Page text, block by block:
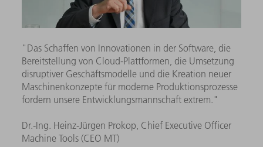
"Das Schaffen von Innovationen in der Software, die
Bereitstellung von Cloud-Plattformen, die Umsetzung
disruptiver Geschäftsmodelle und die Kreation neuer
Maschinenkonzepte für moderne Produktionsprozesse
fordern unsere Entwicklungsmannschaft extrem."
Dr.-Ing. Heinz-Jürgen Prokop, Chief Executive Officer
Machine Tools (CEO MT)